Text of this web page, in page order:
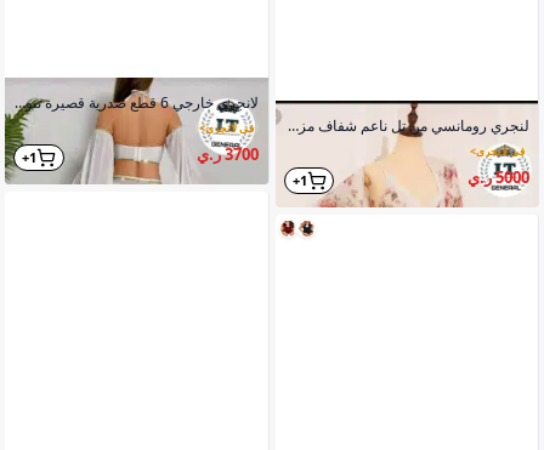
لنجري رومانسي من تل ناعم شفاف مزين بدانتيل أبيض مع روب طويل وشورت داخلي
في لانجري>
5000 ر.ي 1+
لانجري خارجي 6 قطع صدرية قصيرة تنورة طويلة قماش شيفون شفاف
في لانجري>
3700 ر.ي 1+